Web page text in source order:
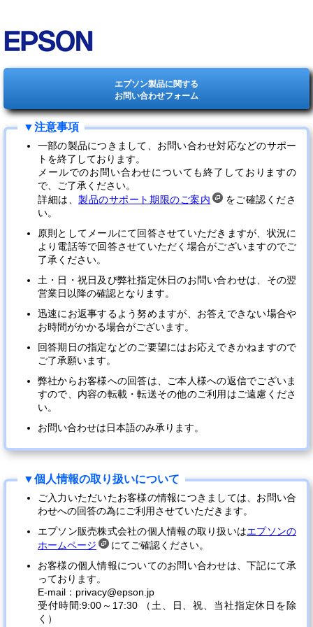
エプソン製品に関する
お問い合わせフォーム
一部の製品につきまして、お問い合わせ対応などのサポー
トを終了しております。
メールでのお問い合わせについても終了しておりますの
で、ご了承ください。
詳細は、製品のサポート期限のご案内
をご確認くださ
い。
原則としてメールにて回答させていただきますが、状況に
より電話等で回答させていただく場合がございますのでご
了承ください。
土・日・祝日及び弊社指定休日のお問い合わせは、その翌
営業日以降の確認となります。
迅速にお返事するよう努めますが、お答えできない場合や
お時間がかかる場合がございます。
回答期日の指定などのご要望にはお応えできかねますので
ご了承願います。
弊社からお客様への回答は、ご本人様への返信でございま
すので、内容の転載・転送その他のご利用はご遠慮くださ
い。
お問い合わせは日本語のみ承ります。
ご入力いただいたお客様の情報につきましては、お問い合
わせへの回答の為にご利用させていただきます。
エプソン販売株式会社の個人情報の取り扱いはエプソンの
ホームページ
にてご確認ください。
お客様の個人情報についてのお問い合わせは、下記にて承
っております。
E-mail：privacy@epson.jp
受付時間:9:00～17:30 （土、日、祝、当社指定休日を除
く）